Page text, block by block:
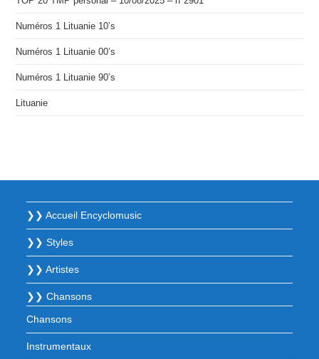
Numéros 1 Lituanie 10’s
Numéros 1 Lituanie 00’s
Numéros 1 Lituanie 90’s
Lituanie
❯❯ Accueil Encyclomusic
❯❯ Styles
❯❯ Artistes
❯❯ Chansons
Chansons
Instrumentaux